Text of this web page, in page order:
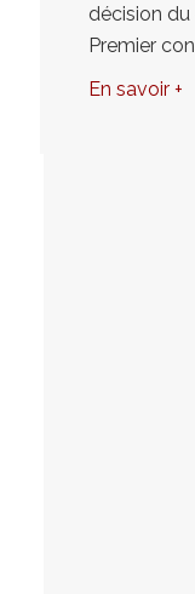
décision du
Premier
En savoir +